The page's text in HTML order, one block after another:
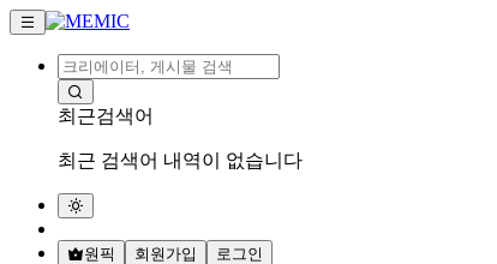
최근검색어
최근 검색어 내역이 없습니다
원픽 회원가입 로그인